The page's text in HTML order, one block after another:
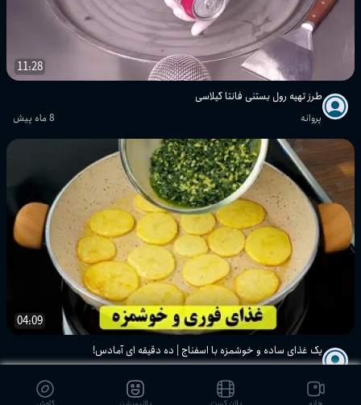
11:28
طرز تهیه رول بستنی فانتا گیلاسی
پروانه 8 ماه پیش
04:09
یک غذای ساده و خوشمزه با اسفناج | ده دقیقه ای آمادس!